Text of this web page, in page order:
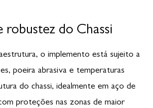
robustez do Chassi
o implemento está sujeito a
poeira abrasiva e temperaturas
do chassi, idealmente em aço de
proteções nas zonas de maior